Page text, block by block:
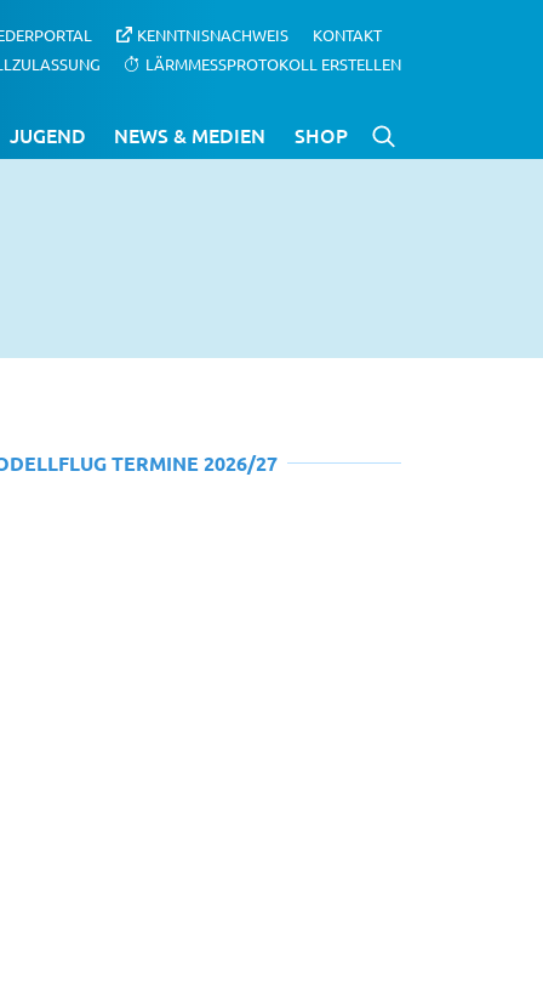
KENNTNISNACHWEIS
KONTAKT
LÄRMMESSPROTOKOLL ERSTELLEN
JUGEND NEWS & MEDIEN SHOP
TERMINE 2026/27